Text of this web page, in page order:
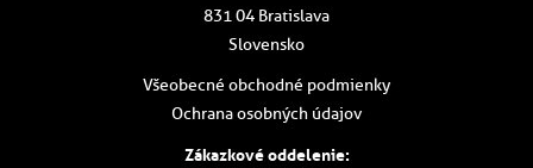
831 04 Bratislava
Slovensko
Všeobecné obchodné podmienky
Ochrana osobných údajov
Zákazkové oddelenie: